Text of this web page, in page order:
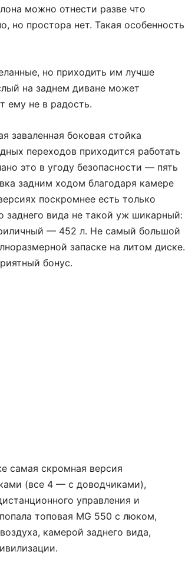
можно отнести разве что
но простора нет. Такая особенность
но приходить им лучше
на заднем диване может
ему не в радость.
заваленная боковая стойка
переходов приходится работать
это в угоду безопасности — пять
задним ходом благодаря камере
поскромнее есть только
заднего вида не такой уж шикарный:
— 452 л. Не самый большой
запаске на литом диске.
бонус.
самая скромная версия
(все 4 — с доводчиками),
управления и
топовая MG 550 с люком,
камерой заднего вида,